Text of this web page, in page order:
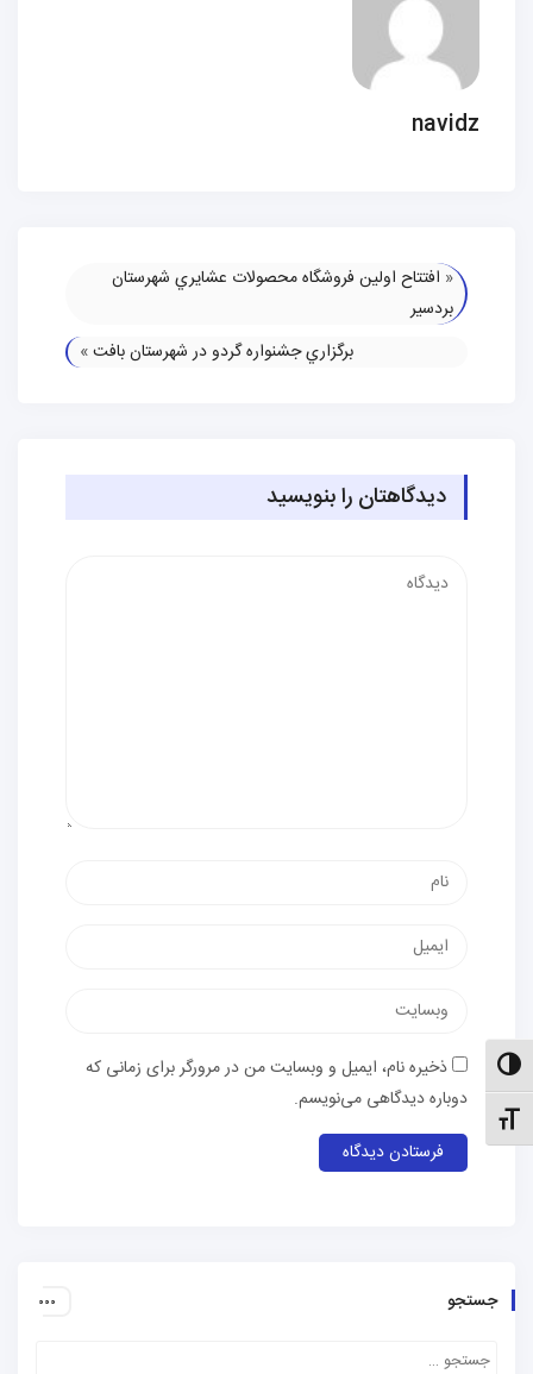
حالت کنتراست بالا
تنظیم اندازهٔ فونت
navidz
« افتتاح اولين فروشگاه محصولات عشايري شهرستان
بردسير
برگزاري جشنواره گردو در شهرستان بافت»
دیدگاهتان را بنویسید
پست
وب‌سایت
ذخیره نام، ایمیل و وبسایت من در مرورگر برای زمانی که
دوباره دیدگاهی می‌نویسم.
جستجو